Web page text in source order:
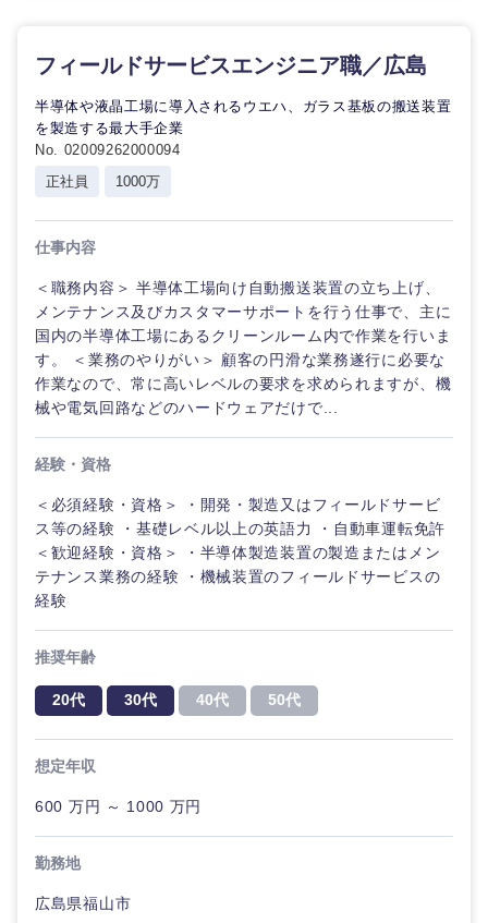
選択する
選択する
選択する
選択する
フィールドサービスエンジニア職／広島
半導体や液晶工場に導入されるウエハ、ガラス基板の搬送装置
を製造する最大手企業
No. 02009262000094
正社員
1000万
仕事内容
＜職務内容＞ 半導体工場向け自動搬送装置の立ち上げ、
メンテナンス及びカスタマーサポートを行う仕事で、主に
国内の半導体工場にあるクリーンルーム内で作業を行いま
す。 ＜業務のやりがい＞ 顧客の円滑な業務遂行に必要な
作業なので、常に高いレベルの要求を求められますが、機
械や電気回路などのハードウェアだけで...
経験・資格
＜必須経験・資格＞ ・開発・製造又はフィールドサービ
ス等の経験 ・基礎レベル以上の英語力 ・自動車運転免許
＜歓迎経験・資格＞ ・半導体製造装置の製造またはメン
テナンス業務の経験 ・機械装置のフィールドサービスの
経験
推奨年齢
20代 30代 40代 50代
想定年収
600 万円 ～ 1000 万円
勤務地
広島県福山市